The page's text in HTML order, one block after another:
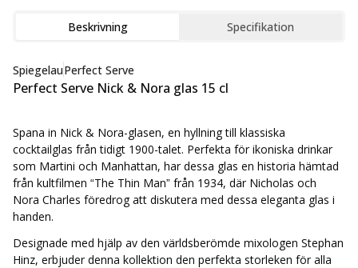
Beskrivning Specifikation
SpiegelauPerfect Serve
Perfect Serve Nick & Nora glas 15 cl
Spana in Nick & Nora-glasen, en hyllning till klassiska
cocktailglas från tidigt 1900-talet. Perfekta för ikoniska drinkar
som Martini och Manhattan, har dessa glas en historia hämtad
från kultfilmen “The Thin Man” från 1934, där Nicholas och
Nora Charles föredrog att diskutera med dessa eleganta glas i
handen.
Designade med hjälp av den världsberömde mixologen Stephan
Hinz, erbjuder denna kollektion den perfekta storleken för alla